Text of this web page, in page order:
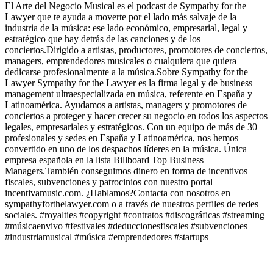
El Arte del Negocio Musical es el podcast de Sympathy for the
Lawyer que te ayuda a moverte por el lado más salvaje de la
industria de la música: ese lado económico, empresarial, legal y
estratégico que hay detrás de las canciones y de los
conciertos.Dirigido a artistas, productores, promotores de conciertos,
managers, emprendedores musicales o cualquiera que quiera
dedicarse profesionalmente a la música.Sobre Sympathy for the
Lawyer Sympathy for the Lawyer es la firma legal y de business
management ultraespecializada en música, referente en España y
Latinoamérica. Ayudamos a artistas, managers y promotores de
conciertos a proteger y hacer crecer su negocio en todos los aspectos
legales, empresariales y estratégicos. Con un equipo de más de 30
profesionales y sedes en España y Latinoamérica, nos hemos
convertido en uno de los despachos líderes en la música. Única
empresa española en la lista Billboard Top Business
Managers.También conseguimos dinero en forma de incentivos
fiscales, subvenciones y patrocinios con nuestro portal
incentivamusic.com. ¿Hablamos?Contacta con nosotros en
sympathyforthelawyer.com o a través de nuestros perfiles de redes
sociales. #royalties #copyright #contratos #discográficas #streaming
#músicaenvivo #festivales #deduccionesfiscales #subvenciones
#industriamusical #música #emprendedores #startups